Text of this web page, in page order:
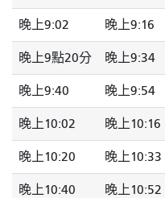
晚上9:02 晚上9:16
晚上9點20分 晚上9:34
晚上9:40 晚上9:54
晚上10:02 晚上10:16
晚上10:20 晚上10:33
晚上10:40 晚上10:52